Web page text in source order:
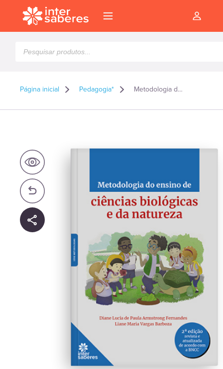
produtos
Página inicial Pedagogia* Metodologia do ensino de ciências biológicas e da natureza